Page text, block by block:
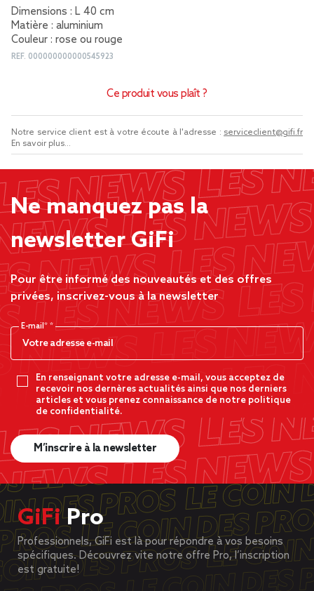
Dimensions : L 40 cm
Matière : aluminium
Couleur : rose ou rouge
REF. 000000000000545923
Ce produit vous plaît ?
Notre service client est à votre écoute à l'adresse : serviceclient@gifi.fr
En savoir plus...
Ne manquez pas la
newsletter GiFi
Pour être informé des nouveautés et des offres
privées, inscrivez-vous à la newsletter
E-mail*
En renseignant votre adresse e-mail, vous acceptez de
recevoir nos dernères actualités ainsi que nos derniers
articles et vous prenez connaissance de notre politique
de confidentialité.
M’inscrire à la newsletter
GiFiPro
Professionnels, GiFi est là pour répondre à vos besoins
spécifiques. Découvrez vite notre offre Pro, l’inscription
est gratuite!